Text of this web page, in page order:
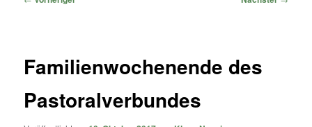
Familienwochenende des
Pastoralverbundes